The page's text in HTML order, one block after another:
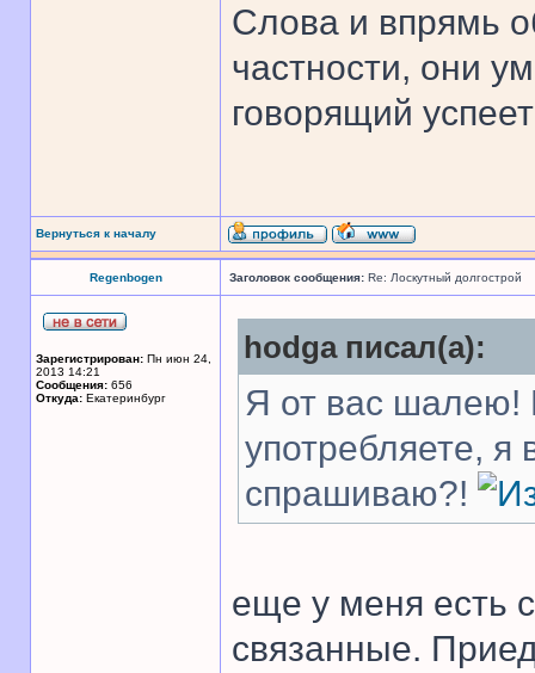
Слова и впрямь
частности, они
говорящий
Вернуться к началу
Regenbogen Заголовок сообщения: Re: Лоскутный долгострой
Зарегистрирован: Пн июн 24,
2013 14:21
Сообщения: 656
Откуда: Екатеринбург
hodga писал(а):
Я от вас шалею!
употребляете, я
спрашиваю?!
еще у меня есть
связанные.